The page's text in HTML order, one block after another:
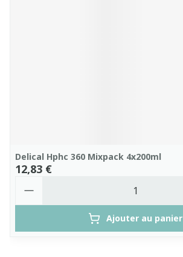
Delical Hphc 360 Mixpack 4x200ml
12,83 €
Ajouter au panier